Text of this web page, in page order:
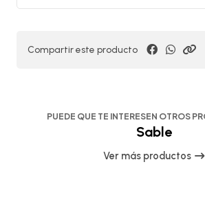
Compartir este producto
PUEDE QUE TE INTERESEN OTROS
Sable
Ver más productos